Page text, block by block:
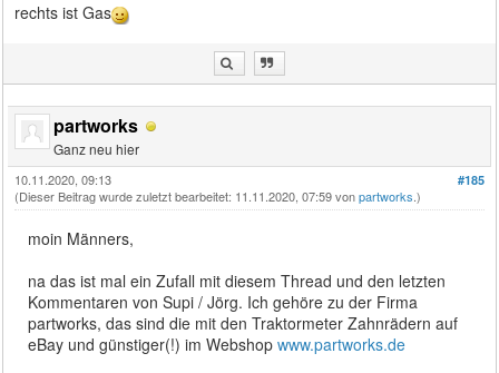
rechts ist Gas
partworks
Ganz neu hier
#185
10.11.2020, 09:13
(Dieser Beitrag wurde zuletzt bearbeitet: 11.11.2020, 07:59 vonpartworks .)
moin Männers,
na das ist mal ein Zufall mit diesem Thread und den letzten
Kommentaren von Supi / Jörg. Ich gehöre zu der Firma
partworks, das sind die mit den Traktormeter Zahnrädern auf
eBay und günstiger(!) im Webshopwww.partworks.de